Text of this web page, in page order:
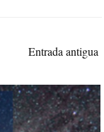
Entrada antigua